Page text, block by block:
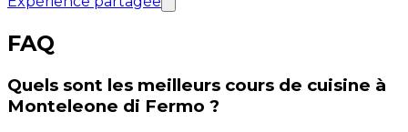
FAQ
Quels sont les meilleurs cours de cuisine à
Monteleone di Fermo ?